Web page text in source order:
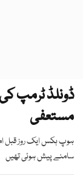
ڈونلڈ ٹرمپ
مستعفی
ہوپ ہکس ایک روز قبل
سامنے پیش ہوئی تھیں